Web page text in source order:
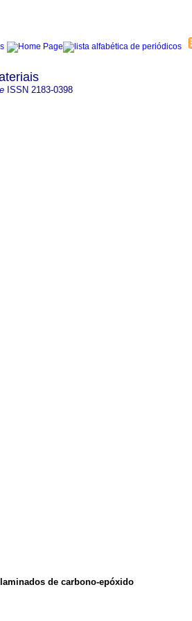
ISSN 2183-0398
de carbono-epóxido